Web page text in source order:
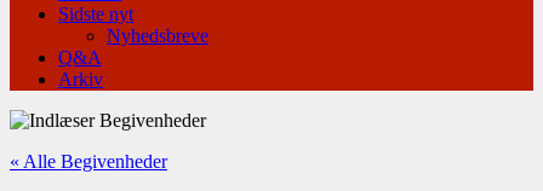
Sidste nyt
Nyhedsbreve
Q&A
Arkiv
« Alle Begivenheder